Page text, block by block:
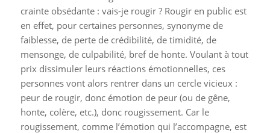
crainte obsédante : vais-je rougir ? Rougir en public est
en effet, pour certaines personnes, synonyme de
faiblesse, de perte de crédibilité, de timidité, de
mensonge, de culpabilité, bref de honte. Voulant à tout
prix dissimuler leurs réactions émotionnelles, ces
personnes vont alors rentrer dans un cercle vicieux :
peur de rougir, donc émotion de peur (ou de gêne,
honte, colère, etc.), donc rougissement. Car le
rougissement, comme l’émotion qui l’accompagne, est